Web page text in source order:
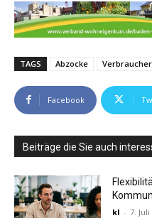
TAGS Abzocke Verbraucher
Facebook
Beiträge die Sie auch
kl - 7. Juli